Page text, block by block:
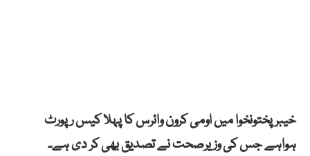
خیبرپختونخوا میں اومی کرون وائرس کا پہلا کیس رپورٹ
ہواہے جس کی وزیرصحت نے تصدیق بھی کر دی ہے۔